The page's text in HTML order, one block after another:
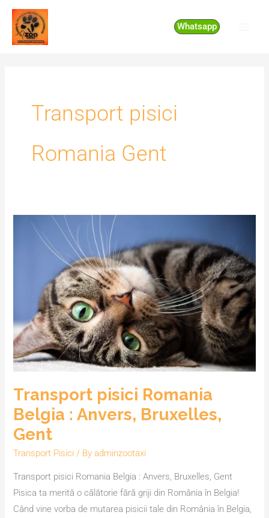
Skip
content
Whatsapp
Transport pisici
Romania Gent
Transport pisici Romania
Belgia : Anvers, Bruxelles,
Gent
Transport Pisici / Byadminzootaxi
Transport pisici Romania Belgia : Anvers, Bruxelles, Gent
Pisica ta merită o călătorie fără griji din România în Belgia!
Când vine vorba de mutarea pisicii tale din România în Belgia,
Transport
Anvers,
Bruxelles,
Gent